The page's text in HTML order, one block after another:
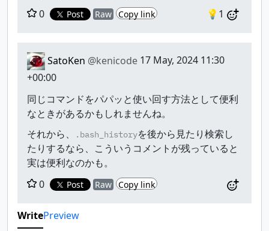
0
Post Raw Copy link 💡1
SatoKen @kenicode 17 May, 2024 11:30
+00:00
同じコマンドをパパッと使い回す方法として便利
なときがあるかもしれませんね。
それから、
.bash_historyを後から見たり検索し
たりするなら、こういうコメントが残っていると
実は便利なのかも。
0
Post Raw Copy link
WritePreview